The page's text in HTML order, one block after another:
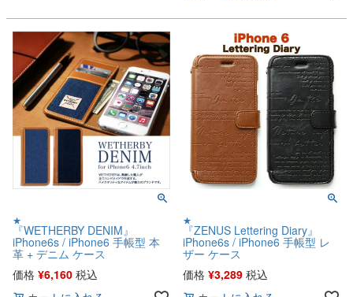
★
『WETHERBY DENIM』
iPhone6s / iPhone6 手帳型 本
革 + デニム ケース
価格 ¥6,160 税込
★
『ZENUS Lettering Diary』
iPhone6s / iPhone6 手帳型 レ
ザー ケース
価格 ¥3,289 税込